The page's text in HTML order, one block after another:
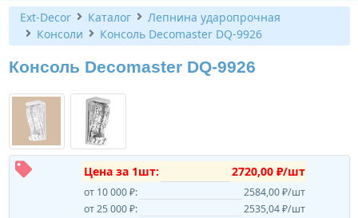
Ext-Decor Каталог
Лепнина ударопрочная
Консоли
Консоль Decomaster DQ-9926
Консоль Decomaster DQ-9926
Цена за 1шт: 2720,00 ₽/шт
от 10 000 ₽:
2584,00 ₽/шт
от 25 000 ₽:
2535,04 ₽/шт